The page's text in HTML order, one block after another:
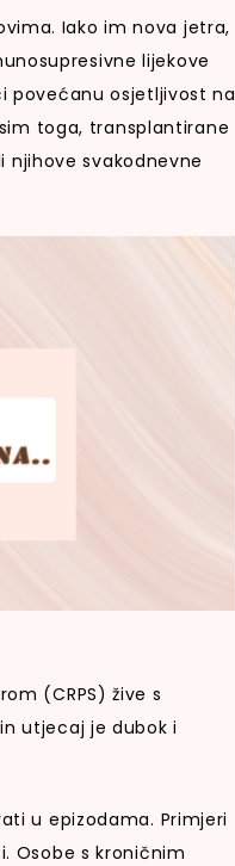
Iako im nova jetra,
lijekove
povećanu osjetljivost na
toga, transplantirane
svakodnevne
(CRPS) žive s
utjecaj je dubok i
u epizodama. Primjeri
Osobe s kroničnim